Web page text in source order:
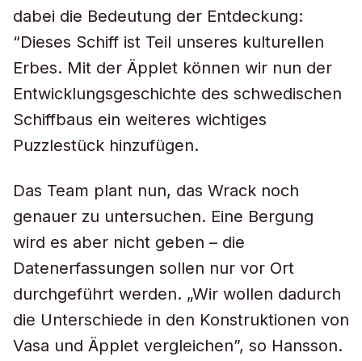
dabei die Bedeutung der Entdeckung:
“Dieses Schiff ist Teil unseres kulturellen
Erbes. Mit der Äpplet können wir nun der
Entwicklungsgeschichte des schwedischen
Schiffbaus ein weiteres wichtiges
Puzzlestück hinzufügen.
Das Team plant nun, das Wrack noch
genauer zu untersuchen. Eine Bergung
wird es aber nicht geben – die
Datenerfassungen sollen nur vor Ort
durchgeführt werden. „Wir wollen dadurch
die Unterschiede in den Konstruktionen von
Vasa und Äpplet vergleichen”, so Hansson.